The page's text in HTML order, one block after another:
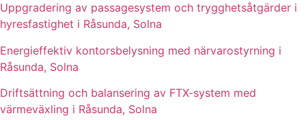
Uppgradering av passagesystem och trygghetsåtgärder i
hyresfastighet i Råsunda, Solna
Energieffektiv kontorsbelysning med närvarostyrning i
Råsunda, Solna
Driftsättning och balansering av FTX-system med
värmeväxling i Råsunda, Solna